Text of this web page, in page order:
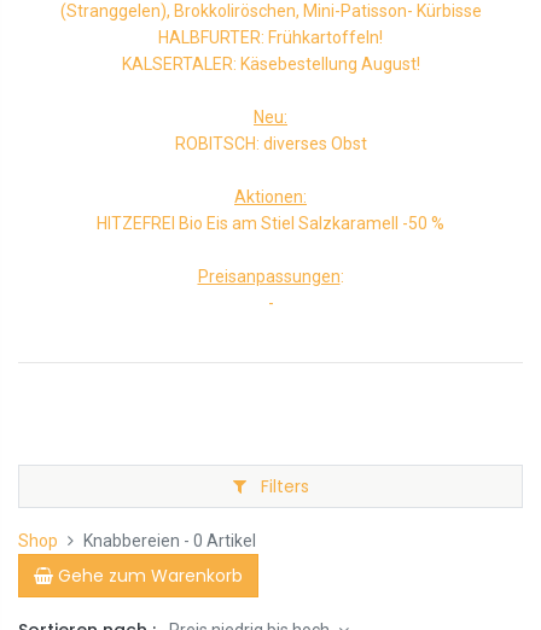
(Stranggelen), Brokkoliröschen, Mini-Patisson- Kürbisse
HALBFURTER: Frühkartoffeln!
KALSERTALER: Käsebestellung August!
Neu:
ROBITSCH: diverses Obst
Aktionen:
HITZEFREI Bio Eis am Stiel Salzkaramell -50 %
Preisanpassungen:
-
Filters
Shop Knabbereien - 0 Artikel
Gehe zum Warenkorb